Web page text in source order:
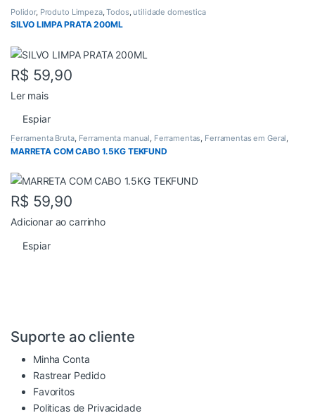
Polidor, Produto Limpeza,Todos, utilidade domestica
SILVO LIMPA PRATA 200ML
R$ 59,90
Ler mais
Espiar
Ferramenta Bruta, Ferramenta manual, Ferramentas, Ferramentas em Geral,
Todos
MARRETA COM CABO 1.5KG TEKFUND
R$ 59,90
Adicionar ao carrinho
Espiar
Suporte ao cliente
Minha Conta
Rastrear Pedido
Favoritos
Politicas de Privacidade